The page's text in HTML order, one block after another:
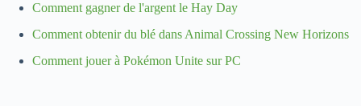
Comment gagner de l'argent le Hay Day
Comment obtenir du blé dans Animal Crossing New Horizons
Comment jouer à Pokémon Unite sur PC